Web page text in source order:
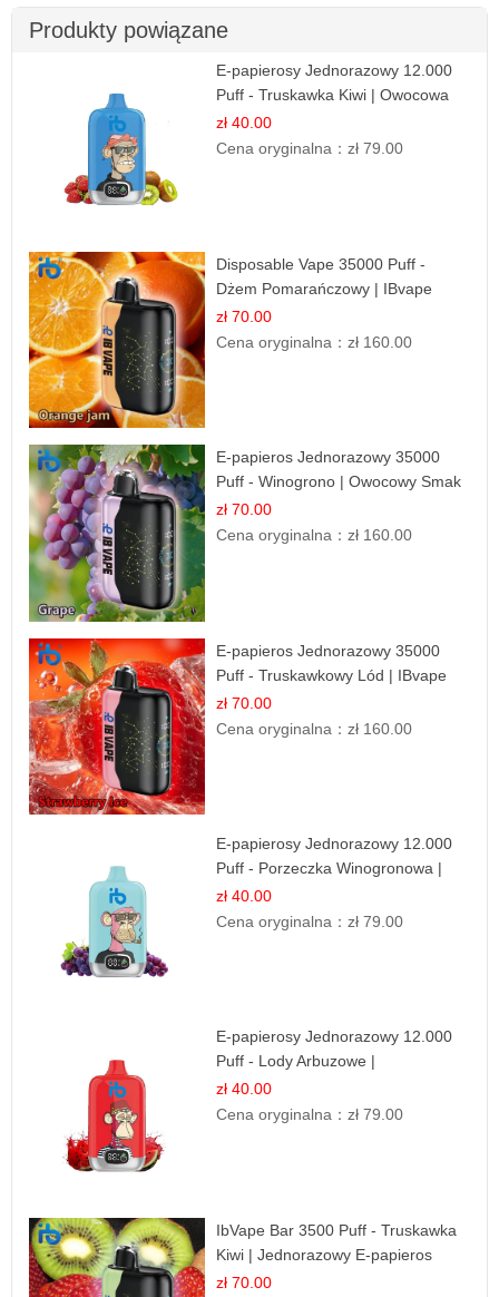
Produkty powiązane
E-papierosy Jednorazowy 12.000
Puff - Truskawka Kiwi | Owocowa
Równowaga
zł 40.00
Cena oryginalna：zł 79.00
Disposable Vape 35000 Puff -
Dżem Pomarańczowy | IBvape
zł 70.00
Cena oryginalna：zł 160.00
E-papieros Jednorazowy 35000
Puff - Winogrono | Owocowy Smak
zł 70.00
Cena oryginalna：zł 160.00
E-papieros Jednorazowy 35000
Puff - Truskawkowy Lód | IBvape
zł 70.00
Cena oryginalna：zł 160.00
E-papierosy Jednorazowy 12.000
Puff - Porzeczka Winogronowa |
Owocowa Moc
zł 40.00
Cena oryginalna：zł 79.00
E-papierosy Jednorazowy 12.000
Puff - Lody Arbuzowe |
Orzeźwiający Smak
zł 40.00
Cena oryginalna：zł 79.00
IbVape Bar 3500 Puff - Truskawka
Kiwi | Jednorazowy E-papieros
zł 70.00